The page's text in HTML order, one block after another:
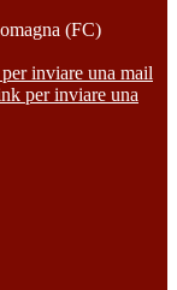
(FC)
inviare una mail
per inviare una